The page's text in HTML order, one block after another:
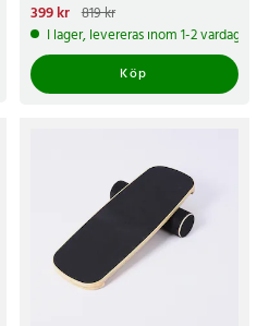
Nuvarande pris
pris:819 kr
399 kr 819 kr
I lager, levereras inom 1-2 vardagar
Köp